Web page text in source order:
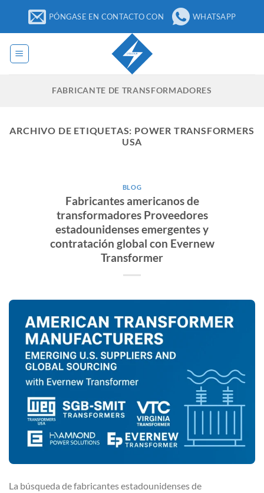
contenido
PÓNGASE EN CONTACTO CON WHATSAPP
FABRICANTE DE TRANSFORMADORES
ARCHIVO DE ETIQUETAS: POWER TRANSFORMERS
USA
BLOG
Fabricantes americanos de
transformadores Proveedores
estadounidenses emergentes y
contratación global con Evernew
Transformer
La búsqueda de fabricantes estadounidenses de